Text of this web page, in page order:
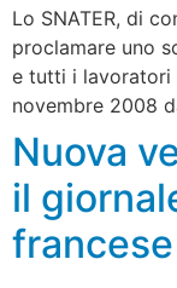
Lo SNATER, di
proclamare uno
e tutti i lavoratori
novembre 2008
Nuova
il
francese